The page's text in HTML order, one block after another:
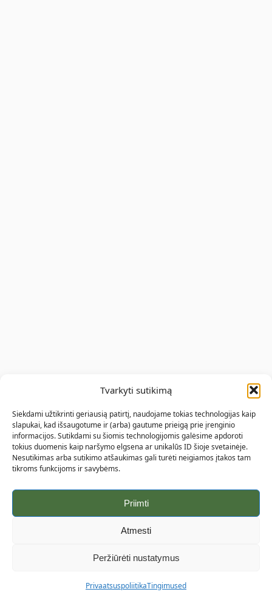
Tvarkyti sutikimą
Siekdami užtikrinti geriausią patirtį, naudojame tokias technologijas kaip
slapukai, kad išsaugotume ir (arba) gautume prieigą prie įrenginio
informacijos. Sutikdami su šiomis technologijomis galėsime apdoroti
tokius duomenis kaip naršymo elgsena ar unikalūs ID šioje svetainėje.
Nesutikimas arba sutikimo atšaukimas gali turėti neigiamos įtakos tam
tikroms funkcijoms ir savybėms.
Priimti
Atmesti
Peržiūrėti nustatymus
PrivaatsuspoliitikaTingimused